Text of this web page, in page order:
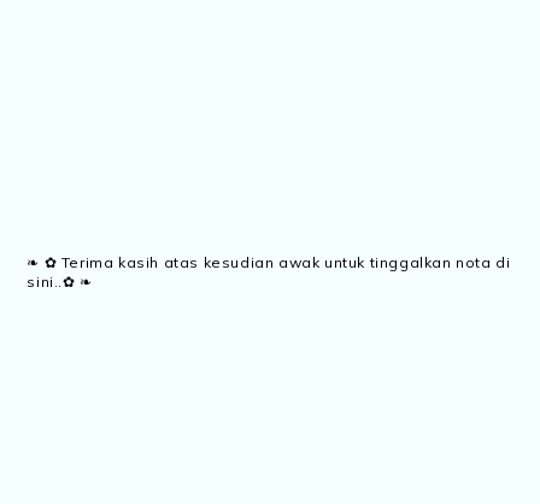
❧ ✿ Terima kasih atas kesudian awak untuk tinggalkan nota di
sini..✿ ❧